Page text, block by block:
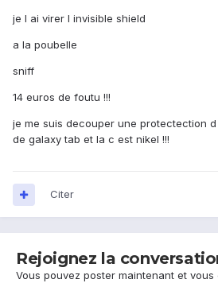
je l ai virer l invisible shield
a la poubelle
sniff
14 euros de foutu !!!
je me suis decouper une protectection
de galaxy tab et la c est nikel !!!
Citer
Rejoignez la
Vous pouvez poster maintenant et vous